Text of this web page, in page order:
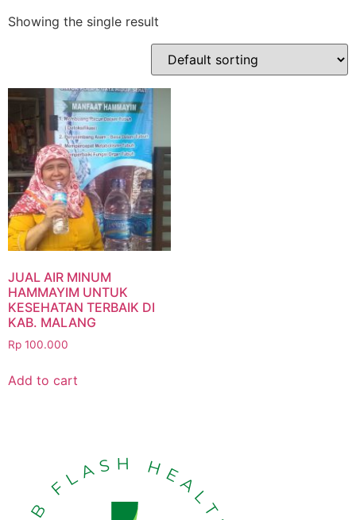
Showing the single result
JUAL AIR MINUM
HAMMAYIM UNTUK
KESEHATAN TERBAIK DI
KAB. MALANG
Rp 100.000
Add to cart